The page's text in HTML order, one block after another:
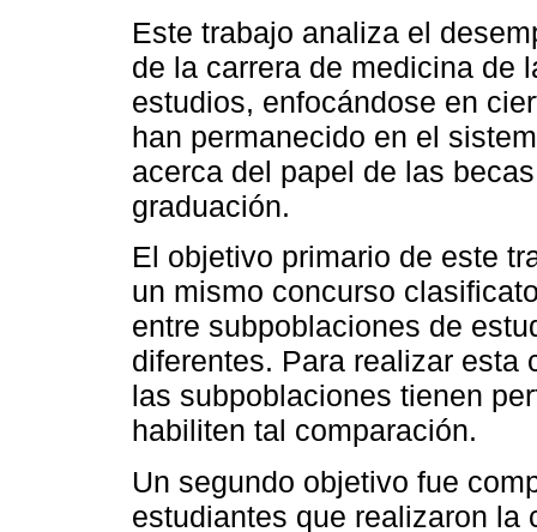
Este trabajo analiza el
de la carrera de medicina de
estudios, enfocándose en
han permanecido en el
acerca del papel de las
graduación.
El objetivo primario de este
un mismo concurso
entre subpoblaciones de
diferentes. Para realizar esta
las subpoblaciones tienen
habiliten tal comparación.
Un segundo objetivo fue
estudiantes que realizaron la